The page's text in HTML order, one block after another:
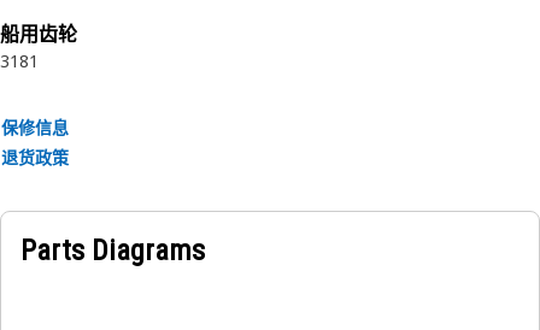
船用齿轮
3181
保修信息
退货政策
Parts Diagrams